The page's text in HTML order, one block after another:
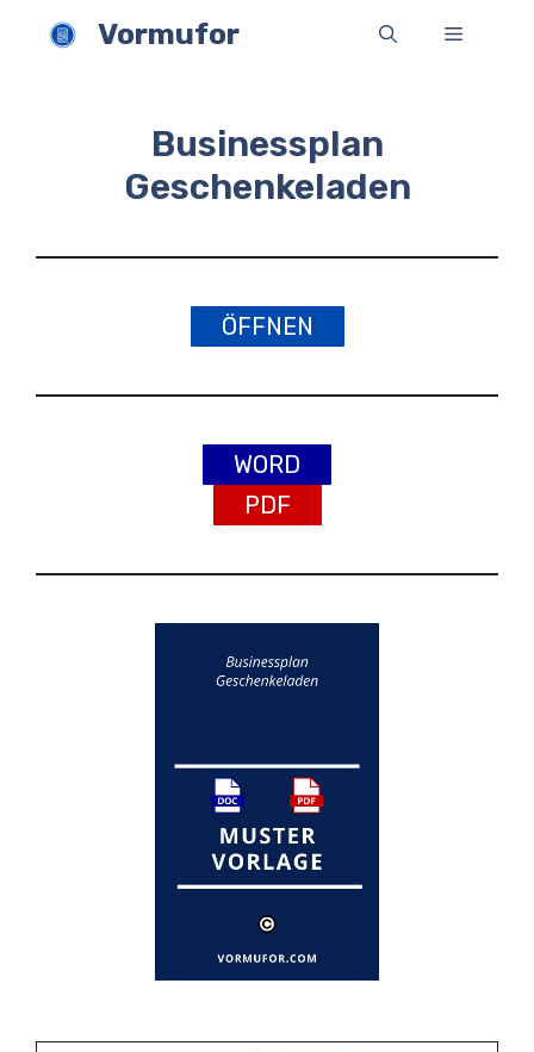
Inhalt
Vormufor Menü
Businessplan
Geschenkeladen
ÖFFNEN
WORD
PDF